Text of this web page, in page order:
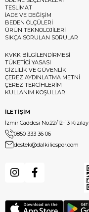
TESLİMAT
İADE VE DEĞİŞİM
BEDEN ÖLÇÜLERİ
ÜRÜN TEKNOLOJİLERİ
SIKÇA SORULAN SORULAR
KVKK BİLGİLENDİRMESİ
TÜKETİCİ YASASI
GİZLİLİK VE GÜVENLİK
ÇEREZ AYDINLATMA METNİ
ÇEREZ TERCİHLERİM
KULLANIM KOŞULLARI
İLETİŞİM
İzmir Caddesi No:22/12-13
0850 333 36 06
destek@dalkilicspor.com